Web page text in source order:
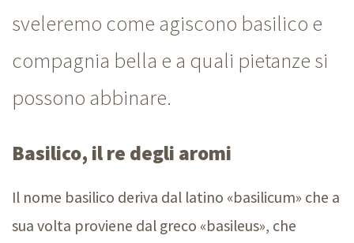
sveleremo come agiscono basilico e
compagnia bella e a quali pietanze si
possono abbinare.
Basilico, il re degli aromi
Il nome basilico deriva dal latino «basilicum» che a
sua volta proviene dal greco «basileus», che